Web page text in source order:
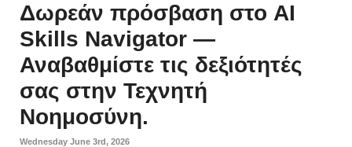
Δωρεάν πρόσβαση στο AI
Skills Navigator —
Αναβαθμίστε τις δεξιότητές
σας στην Τεχνητή
Νοημοσύνη.
Wednesday June 3rd, 2026